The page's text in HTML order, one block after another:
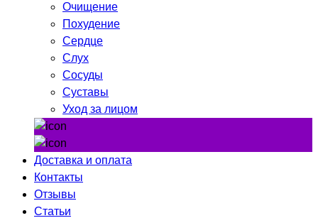
Очищение
Похудение
Сердце
Слух
Сосуды
Суставы
Уход за лицом
Доставка и оплата
Контакты
Отзывы
Статьи